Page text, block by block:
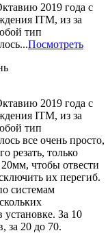
2019 года с
ITM, из за
тип
Посмотреть
2019 года с
ITM, из за
тип
все очень просто,
резать, только
чтобы отвести
их перегиб.
системам
установке. За 10
за 20 до 70.